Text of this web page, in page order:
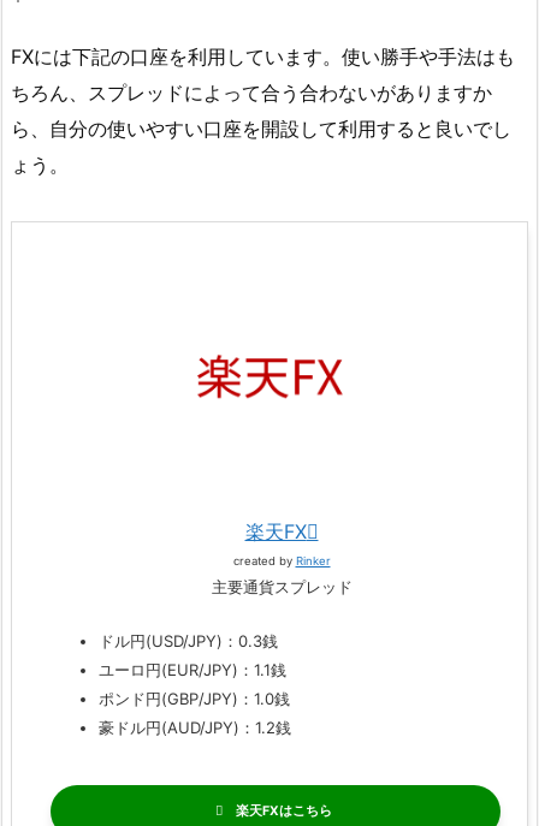
FXには下記の口座を利用しています。使い勝手や手法はも
ちろん、スプレッドによって合う合わないがありますか
ら、自分の使いやすい口座を開設して利用すると良いでし
ょう。
楽天FX
created by Rinker
主要通貨スプレッド
ドル円(USD/JPY)：0.3銭
ユーロ円(EUR/JPY)：1.1銭
ポンド円(GBP/JPY)：1.0銭
豪ドル円(AUD/JPY)：1.2銭
楽天FX